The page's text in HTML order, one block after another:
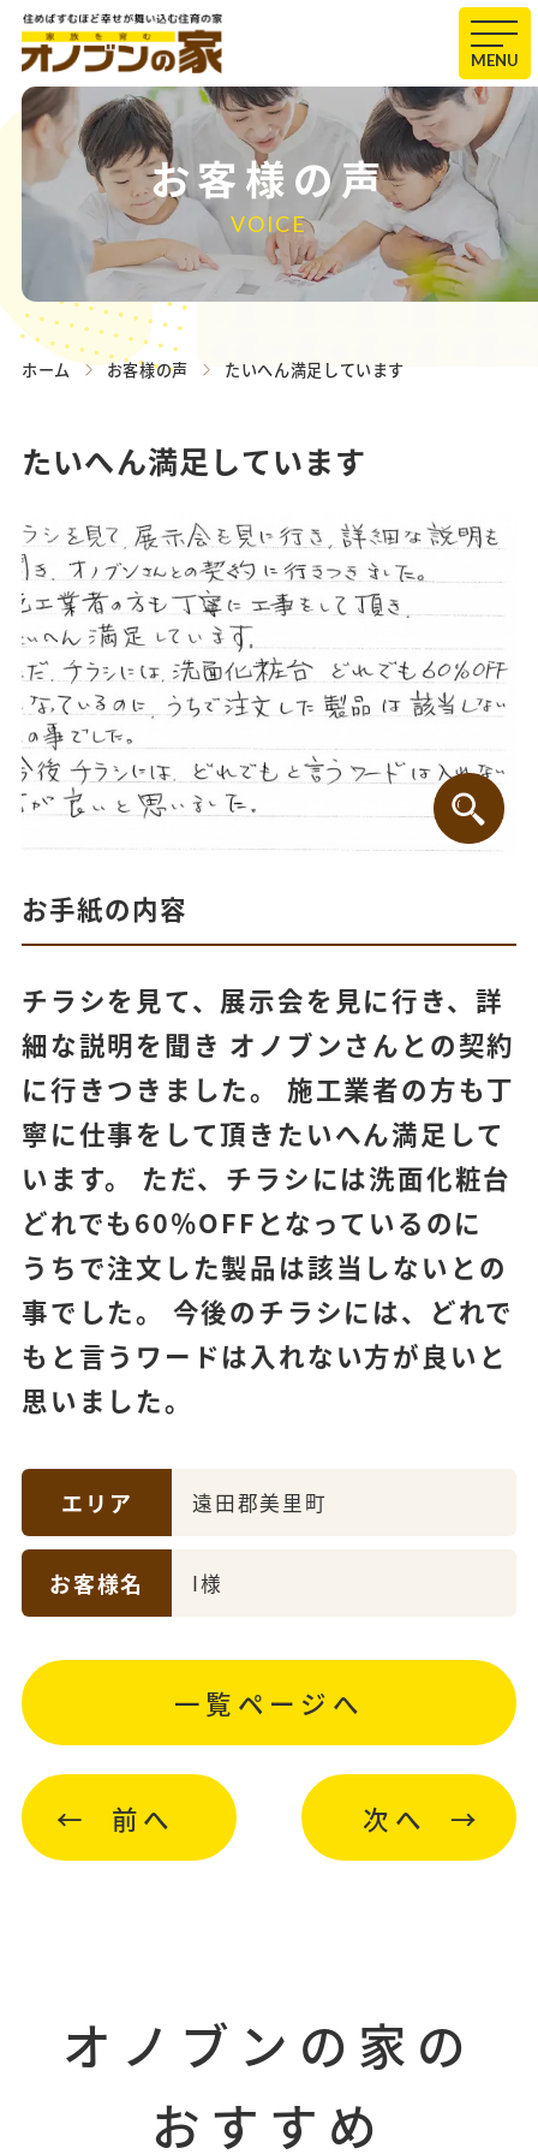
MENU
お客様の声
VOICE
ホーム お客様の声 たいへん満足しています
たいへん満足しています
お手紙の内容
チラシを見て、展示会を見に行き、詳
細な説明を聞き オノブンさんとの契約
に行きつきました。 施工業者の方も丁
寧に仕事をして頂きたいへん満足して
います。 ただ、チラシには洗面化粧台
どれでも60％OFFとなっているのに
うちで注文した製品は該当しないとの
事でした。 今後のチラシには、どれで
もと言うワードは入れない方が良いと
思いました。
エリア 遠田郡美里町
お客様名 I様
前へ
一覧ページへ
次へ
オノブンの家の
おすすめ